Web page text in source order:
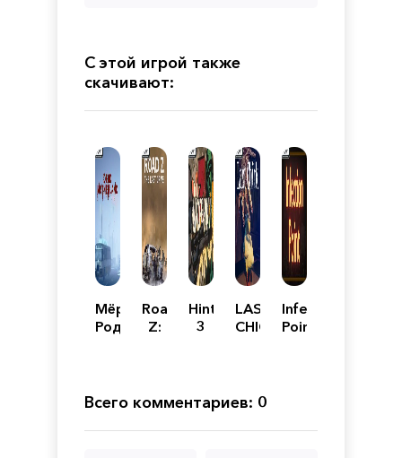
С этой игрой также
скачивают:
Мёртвая
Родина:
Road
Z:
Hinterhalt
3
LAST
CHICK
Infection
Point
Всего комментариев: 0